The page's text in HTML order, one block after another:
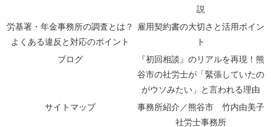
説
労基署・年金事務所の調査とは？
よくある違反と対応のポイント
雇用契約書の大切さと活用ポイン
ト
ブログ
『初回相談』のリアルを再現！熊
谷市の社労士が「緊張していたの
がウソみたい」と言われる理由
サイトマップ
事務所紹介／熊谷市 竹内由美子
社労士事務所